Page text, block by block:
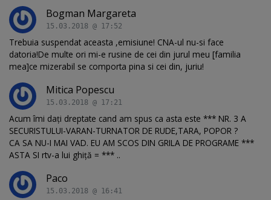
Bogman Margareta
15.03.2018 @ 17:52
Trebuia suspendat aceasta ,emisiune! CNA-ul nu-si face
datoria!De multe ori mi-e rusine de cei din jurul meu [familia
mea]ce mizerabil se comporta pina si cei din, juriu!
Mitica Popescu
15.03.2018 @ 17:21
Acum îmi dați dreptate cand am spus ca asta este *** NR. 3 A
SECURISTULUI-VARAN-TURNATOR DE RUDE,TARA, POPOR ?
CA SA NU-I MAI VAD. EU AM SCOS DIN GRILA DE PROGRAME ***
ASTA SI rtv-a lui ghiță = *** ..
Paco
15.03.2018 @ 16:41